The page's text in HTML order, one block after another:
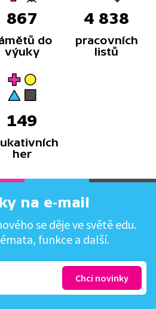
867
do
výuky
4 838
pracovních
listů
149
her
na e-mail
se děje ve světě edu.
funkce a další.